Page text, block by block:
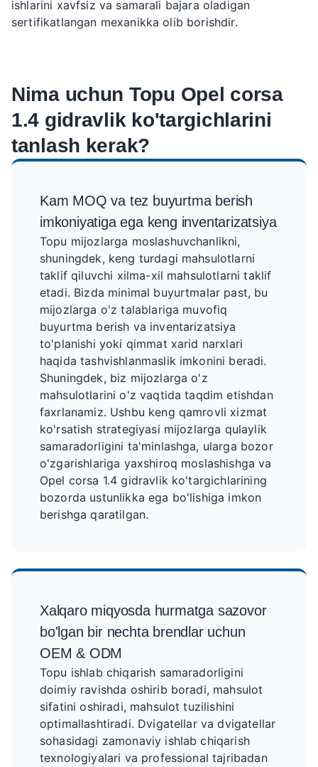
ishlarini xavfsiz va samarali bajara oladigan
sertifikatlangan mexanikka olib borishdir.
Nima uchun Topu Opel corsa
1.4 gidravlik ko'targichlarini
tanlash kerak?
Kam MOQ va tez buyurtma berish
imkoniyatiga ega keng inventarizatsiya
Topu mijozlarga moslashuvchanlikni,
shuningdek, keng turdagi mahsulotlarni
taklif qiluvchi xilma-xil mahsulotlarni taklif
etadi. Bizda minimal buyurtmalar past, bu
mijozlarga o'z talablariga muvofiq
buyurtma berish va inventarizatsiya
to'planishi yoki qimmat xarid narxlari
haqida tashvishlanmaslik imkonini beradi.
Shuningdek, biz mijozlarga o'z
mahsulotlarini o'z vaqtida taqdim etishdan
faxrlanamiz. Ushbu keng qamrovli xizmat
ko'rsatish strategiyasi mijozlarga qulaylik
samaradorligini ta'minlashga, ularga bozor
o'zgarishlariga yaxshiroq moslashishga va
Opel corsa 1.4 gidravlik ko'targichlarining
bozorda ustunlikka ega bo'lishiga imkon
berishga qaratilgan.
Xalqaro miqyosda hurmatga sazovor
bo'lgan bir nechta brendlar uchun
OEM & ODM
Topu ishlab chiqarish samaradorligini
doimiy ravishda oshirib boradi, mahsulot
sifatini oshiradi, mahsulot tuzilishini
optimallashtiradi. Dvigatellar va dvigatellar
sohasidagi zamonaviy ishlab chiqarish
texnologiyalari va professional tajribadan